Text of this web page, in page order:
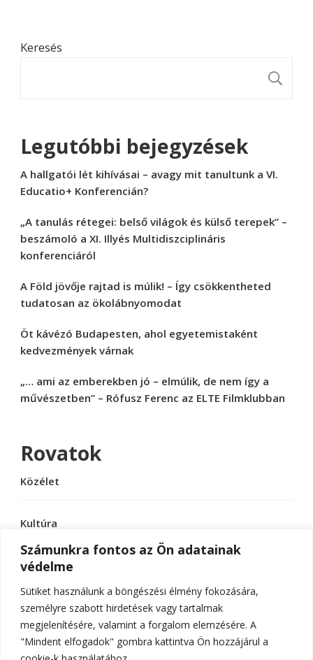
Számunkra fontos az Ön adatainak
védelme
Sütiket használunk a böngészési élmény fokozására,
személyre szabott hirdetések vagy tartalmak
megjelenítésére, valamint a forgalom elemzésére. A
"Mindent elfogadok" gombra kattintva Ön hozzájárul a
Keresés
Legutóbbi bejegyzések
A hallgatói lét kihívásai – avagy mit tanultunk a VI.
Educatio+ Konferencián?
„A tanulás rétegei: belső világok és külső terepek” –
beszámoló a XI. Illyés Multidiszciplináris
konferenciáról
A Föld jövője rajtad is múlik! – Így csökkentheted
tudatosan az ökolábnyomodat
Öt kávézó Budapesten, ahol egyetemistaként
kedvezmények várnak
„… ami az emberekben jó – elmúlik, de nem így a
művészetben” – Rófusz Ferenc az ELTE Filmklubban
Rovatok
Közélet
Kultúra
Sport
Tudomány